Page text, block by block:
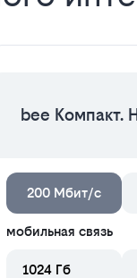
bee Компакт.
200 Мбит/с
мобильная связь
1024 Гб